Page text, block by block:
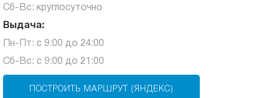
Сб-Вс: круглосуточно
Выдача:
Пн-Пт: с 9:00 до 24:00
Сб-Вс: с 9:00 до 21:00
ПОСТРОИТЬ МАРШРУТ (ЯНДЕКС)